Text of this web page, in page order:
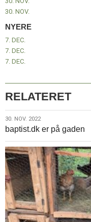
Baptistkirke
indlæg:
Glædelig
søndag
30. NOV.
NYERE
7. DEC.
7. DEC.
7. DEC.
RELATERET
30.
nov.
2022
30. NOV. 2022
baptist.dk er på gaden